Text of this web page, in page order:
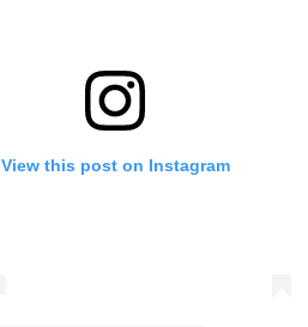
View this post on Instagram